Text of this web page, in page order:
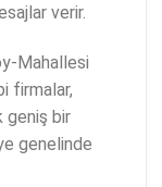
verir.
Mahallesi
firmalar,
geniş bir
genelinde